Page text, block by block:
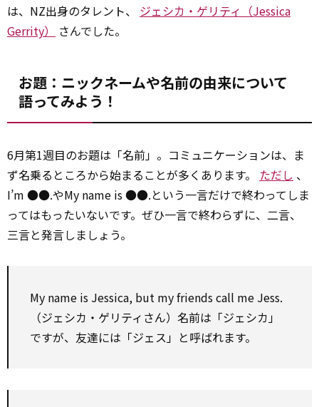
は、NZ出身のタレント、 ジェシカ・ゲリティ（Jessica
Gerrity）
さんでした。
お題：ニックネームや名前の由来について
語ってみよう！
6月第1週目のお題は「名前」。コミュニケーションは、ま
ず名乗るところから始まることが多くあります。 ただし 、
I’m ●●.やMy name is ●●.という一言だけで終わってしま
ってはもったいないです。ぜひ一言で終わらずに、二言、
三言と発言しましょう。
My name is Jessica, but my friends call me Jess.
（ジェシカ・ゲリティさん）名前は「ジェシカ」
ですが、友達には「ジェス」と呼ばれます。